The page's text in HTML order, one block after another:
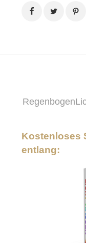
Kostenloses
entlang: